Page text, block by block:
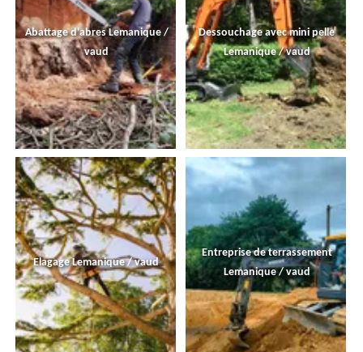
Abattage d'abres Lemanique /
vaud
Dessouchage avec mini pelle
Lemanique / vaud
Elagage Lemanique / vaud
Entreprise de terrassement
Lemanique / vaud